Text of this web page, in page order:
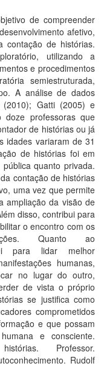
de compreender
afetivo,
de histórias.
utilizando a
e procedimentos
semiestruturada,
A análise de dados
(2010); Gatti (2005) e
doze professoras que
de histórias ou já
idades variaram de 31
de histórias foi em
quanto privada.
contação de histórias
uma vez que permite
ampliação da visão de
disso, contribui para
o encontro com os
Quanto ao
para lidar melhor
humanas,
no lugar do outro,
de vista o próprio
se justifica como
comprometidos
e que possam
e consciente.
Professor.
Rudolf